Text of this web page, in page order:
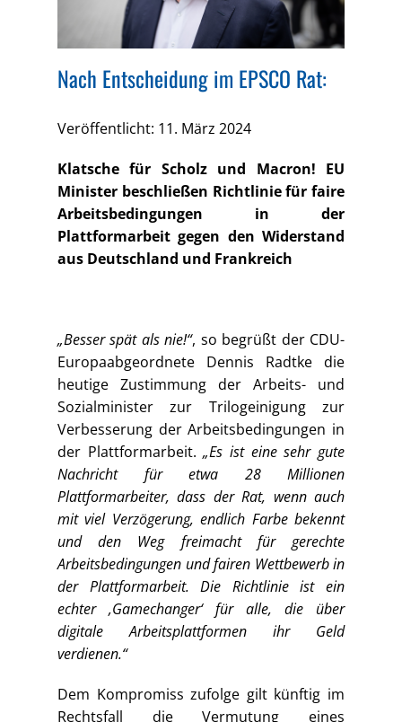
Nach Entscheidung im EPSCO Rat:
Veröffentlicht: 11. März 2024
Klatsche für Scholz und Macron! EU
Minister beschließen Richtlinie für faire
Arbeitsbedingungen in der
Plattformarbeit gegen den Widerstand
aus Deutschland und Frankreich
„Besser spät als nie!“, so begrüßt der CDU-
Europaabgeordnete Dennis Radtke die
heutige Zustimmung der Arbeits- und
Sozialminister zur Trilogeinigung zur
Verbesserung der Arbeitsbedingungen in
der Plattformarbeit.„Es ist eine sehr gute
Nachricht für etwa 28 Millionen
Plattformarbeiter, dass der Rat, wenn auch
mit viel Verzögerung, endlich Farbe bekennt
und den Weg freimacht für gerechte
Arbeitsbedingungen und fairen Wettbewerb in
der Plattformarbeit. Die Richtlinie ist ein
echter ‚Gamechanger‘ für alle, die über
digitale Arbeitsplattformen ihr Geld
verdienen.“
Dem Kompromiss zufolge gilt künftig im
Rechtsfall die Vermutung eines